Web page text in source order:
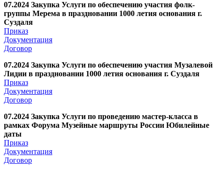
07.2024 Закупка Услуги по обеспечению участия фолк-
группы Мерема в праздновании 1000 летия основания г.
Суздаля
Приказ
Документация
Договор
07.2024 Закупка Услуги по обеспечению участия Музалевой
Лидии в праздновании 1000 летия основания г. Суздаля
Приказ
Документация
Договор
07.2024 Закупка Услуги по проведению мастер-класса в
рамках Форума Музейные маршруты России Юбилейные
даты
Приказ
Документация
Договор